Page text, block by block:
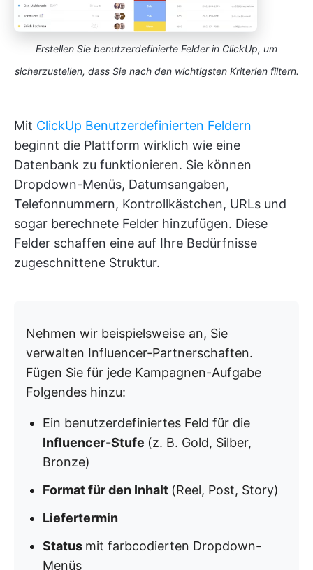
Erstellen Sie benutzerdefinierte Felder in ClickUp, um
sicherzustellen, dass Sie nach den wichtigsten Kriterien filtern.
Mit ClickUp Benutzerdefinierten Feldern
beginnt die Plattform wirklich wie eine
Datenbank zu funktionieren. Sie können
Dropdown-Menüs, Datumsangaben,
Telefonnummern, Kontrollkästchen, URLs und
sogar berechnete Felder hinzufügen. Diese
Felder schaffen eine auf Ihre Bedürfnisse
zugeschnittene Struktur.
Nehmen wir beispielsweise an, Sie
verwalten Influencer-Partnerschaften.
Fügen Sie für jede Kampagnen-Aufgabe
Folgendes hinzu:
Ein benutzerdefiniertes Feld für die
Influencer-Stufe (z. B. Gold, Silber,
Bronze)
Format für den Inhalt (Reel, Post, Story)
Liefertermin
Status mit farbcodierten Dropdown-
Menüs